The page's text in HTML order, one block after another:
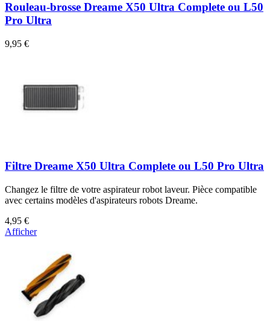
Rouleau-brosse Dreame X50 Ultra Complete ou L50
Pro Ultra
9,95 €
Filtre Dreame X50 Ultra Complete ou L50 Pro Ultra
Changez le filtre de votre aspirateur robot laveur. Pièce compatible
avec certains modèles d'aspirateurs robots Dreame.
4,95 €
Afficher